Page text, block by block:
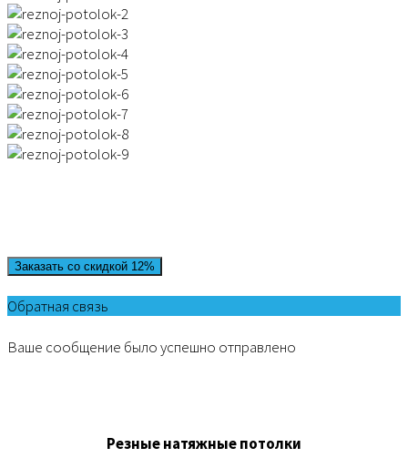
Заказать со скидкой 12%
Обратная связь
Ваше сообщение было успешно отправлено
Резные натяжные потолки